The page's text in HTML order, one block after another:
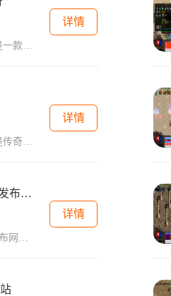
2003仙剑版传奇是一款经典的2D角色扮演游戏，该游戏以其万人在线、玩家互动、强化装备和剧情任务等特点而受到广大玩家的喜爱。游戏中充满了令人着迷的冒险和刺激的战斗，让玩家
详情
单职业冰雪服，是传奇游戏中一种特殊的游戏模式。它以传奇游戏为基础，拥有丰富多样的玩法和系统，凭借其独特的2D游戏画面、扑面而来的冰雪世界、角色扮演的设定以及万人在线的
详情
zhaosf官方传奇发布网端游
zhaosf官方传奇发布网端游是一款受欢迎的多人在线角色扮演游戏，以其精彩的游戏玩法和丰富多样的游戏内容在广大玩家中间积累了良好的口碑。作为一款端游，zhaosf官方传奇发布网端
详情